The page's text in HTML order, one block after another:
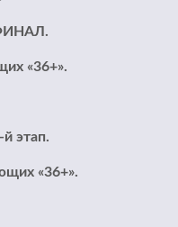
«36+».
этап.
«36+».